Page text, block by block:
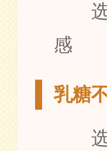
感
乳糖